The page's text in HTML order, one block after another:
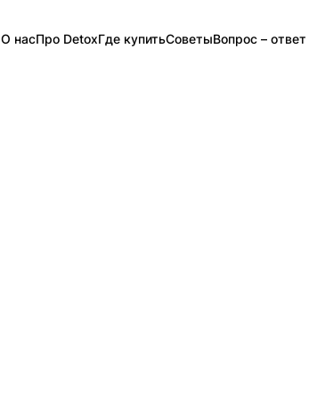
О насПро DetoxГде купитьСоветыВопрос – ответ